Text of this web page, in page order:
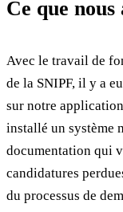
Ce que nous
Avec le travail de
de la SNIPF, il y a
sur notre
installé un système
documentation qui
candidatures
du processus de